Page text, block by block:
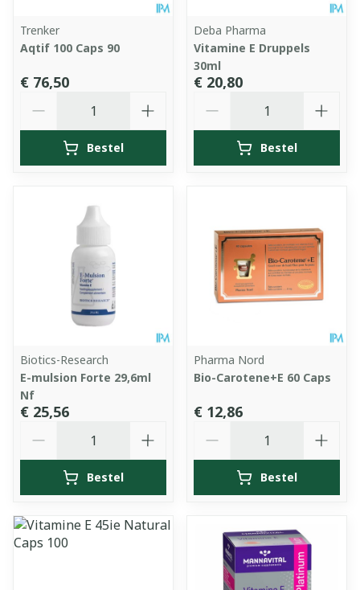
Trenker
Aqtif 100 Caps 90
€ 76,50
Bestel
Deba Pharma
Vitamine E Druppels
30ml
€ 20,80
Bestel
Biotics-Research
E-mulsion Forte 29,6ml
Nf
€ 25,56
Bestel
Pharma Nord
Bio-Carotene+E 60 Caps
€ 12,86
Bestel